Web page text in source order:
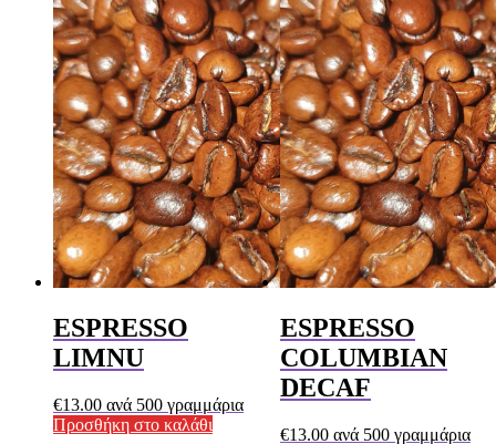
ESPRESSO
LIMNU
€13.00 ανά 500 γραμμάρια
Προσθήκη στο καλάθι
ESPRESSO
COLUMBIAN
DECAF
€13.00 ανά 500 γραμμάρια